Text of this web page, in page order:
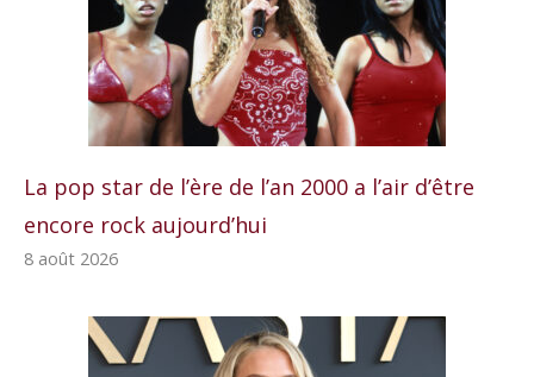
La pop star de l’ère de l’an 2000 a l’air d’être
encore rock aujourd’hui
8 août 2026